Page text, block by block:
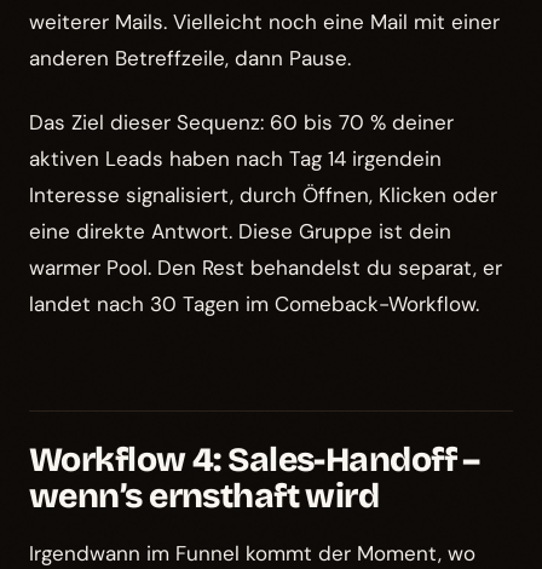
weiterer Mails. Vielleicht noch eine Mail mit einer
anderen Betreffzeile, dann Pause.
Das Ziel dieser Sequenz: 60 bis 70 % deiner
aktiven Leads haben nach Tag 14 irgendein
Interesse signalisiert, durch Öffnen, Klicken oder
eine direkte Antwort. Diese Gruppe ist dein
warmer Pool. Den Rest behandelst du separat, er
landet nach 30 Tagen im Comeback-Workflow.
Workflow 4: Sales-Handoff –
wenn’s ernsthaft wird
Irgendwann im Funnel kommt der Moment, wo